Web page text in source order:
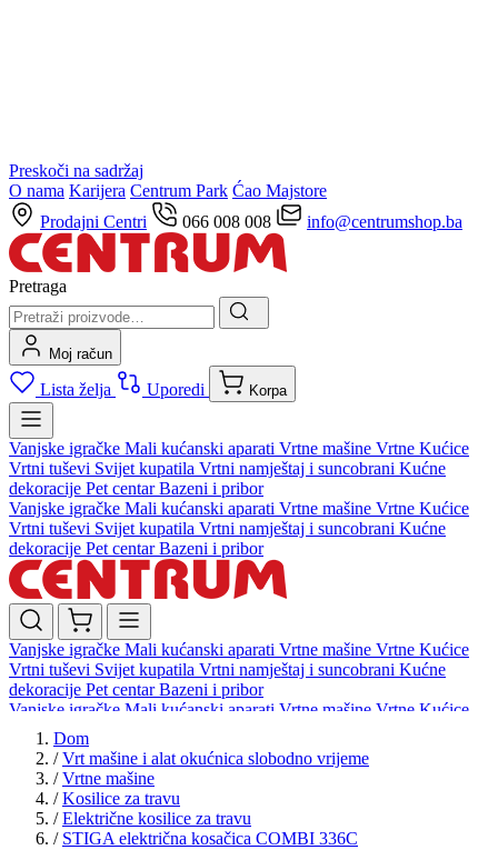
Preskoči na sadržaj
O nama Karijera Centrum Park Ćao Majstore
Prodajni Centri
066 008 008 info@centrumshop.ba
Pretraga
Moj račun
Lista želja Uporedi Korpa
Vanjske igračke Mali kućanski aparati Vrtne mašine Vrtne Kućice
Vrtni tuševi Svijet kupatila Vrtni namještaj i suncobrani Kućne
dekoracije Pet centarBazeni i pribor
Vanjske igračke Mali kućanski aparati Vrtne mašine Vrtne Kućice
Vrtni tuševi Svijet kupatila Vrtni namještaj i suncobrani Kućne
dekoracije Pet centarBazeni i pribor
Vanjske igračke Mali kućanski aparati Vrtne mašine Vrtne Kućice
Vrtni tuševi Svijet kupatila Vrtni namještaj i suncobrani Kućne
dekoracije Pet centarBazeni i pribor
Vanjske igračke Mali kućanski aparati Vrtne mašine Vrtne Kućice
Vrtni tuševi
dekoracijePet centar Bazeni i pribor
Dom
/ Vrt mašine i alat okućnica slobodno vrijeme
/ Vrtne mašine
/ Kosilice za travu
/ Električne kosilice za travu
/ STIGA električna kosačica COMBI 336C